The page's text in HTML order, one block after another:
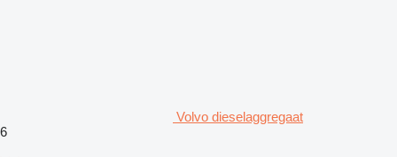
Volvo dieselaggregaat
6